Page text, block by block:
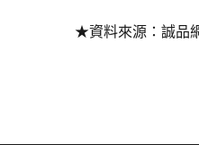
★資料來源：誠品